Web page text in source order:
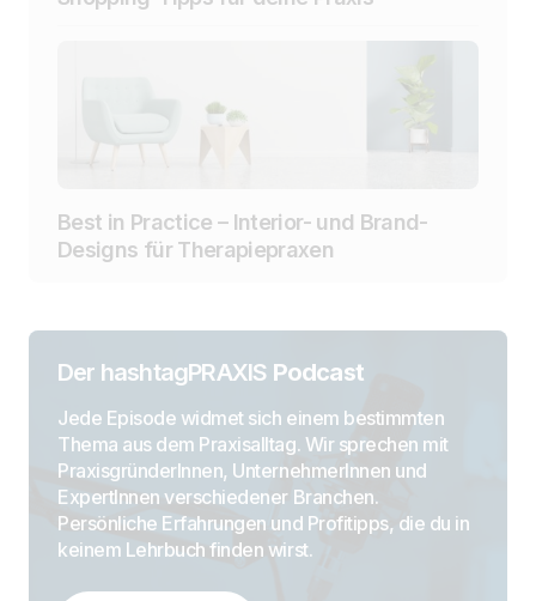
Best in Practice – Interior- und Brand-
Designs für Therapiepraxen
Der hashtagPRAXIS Podcast
Jede Episode widmet sich einem bestimmten
Thema aus dem Praxisalltag. Wir sprechen mit
PraxisgründerInnen, UnternehmerInnen und
ExpertInnen verschiedener Branchen.
Persönliche Erfahrungen und Profitipps, die du in
keinem Lehrbuch finden wirst.